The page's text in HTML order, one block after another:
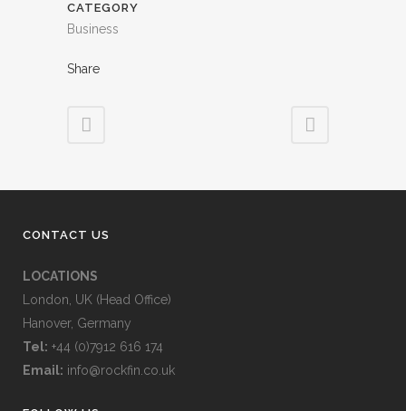
CATEGORY
Business
Share
CONTACT US
LOCATIONS
London, UK (Head Office)
Hanover, Germany
Tel: +44 (0)7912 616 174
Email: info@rockfin.co.uk